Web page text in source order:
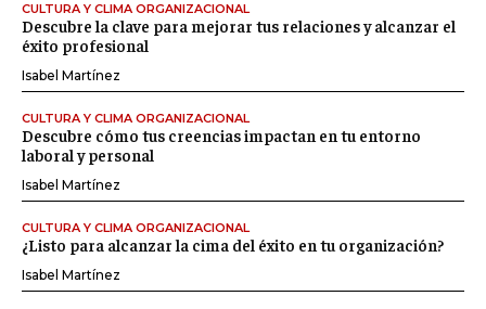
CULTURA Y CLIMA ORGANIZACIONAL
Descubre la clave para mejorar tus relaciones y alcanzar el
éxito profesional
Isabel Martínez
CULTURA Y CLIMA ORGANIZACIONAL
Descubre cómo tus creencias impactan en tu entorno
laboral y personal
Isabel Martínez
CULTURA Y CLIMA ORGANIZACIONAL
¿Listo para alcanzar la cima del éxito en tu organización?
Isabel Martínez